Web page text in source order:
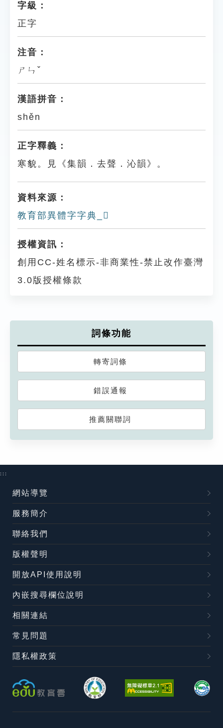
字級：
正字
注音：
ㄕㄣˇ
漢語拼音：
shěn
正字釋義：
寒貌。見《集韻．去聲．沁韻》。
資料來源：
教育部異體字字典_𠗿
授權資訊：
創用CC-姓名標示-非商業性-禁止改作臺灣
3.0版授權條款
詞條功能
轉寄詞條
錯誤通報
推薦關聯詞
:::
網站導覽
服務簡介
聯絡我們
版權聲明
開放API使用說明
內嵌搜尋欄位說明
相關連結
常見問題
隱私權政策